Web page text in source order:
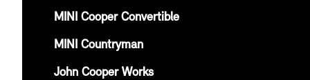
MINI Cooper Convertible
MINI Countryman
John Cooper Works